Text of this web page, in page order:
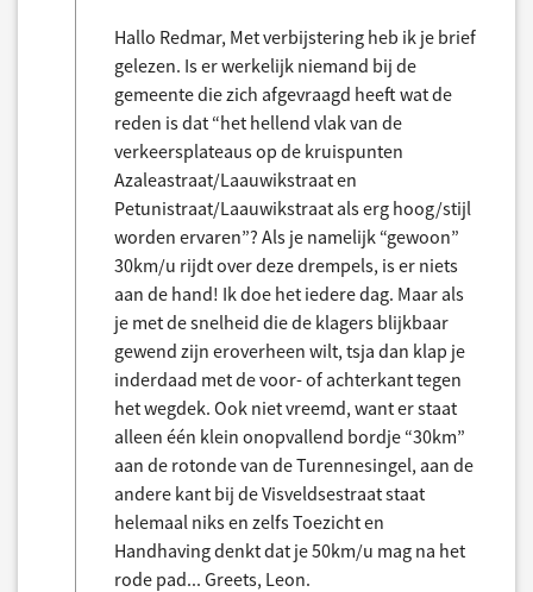
Hallo Redmar, Met verbijstering heb ik je brief
gelezen. Is er werkelijk niemand bij de
gemeente die zich afgevraagd heeft wat de
reden is dat “het hellend vlak van de
verkeersplateaus op de kruispunten
Azaleastraat/Laauwikstraat en
Petunistraat/Laauwikstraat als erg hoog/stijl
worden ervaren”? Als je namelijk “gewoon”
30km/u rijdt over deze drempels, is er niets
aan de hand! Ik doe het iedere dag. Maar als
je met de snelheid die de klagers blijkbaar
gewend zijn eroverheen wilt, tsja dan klap je
inderdaad met de voor- of achterkant tegen
het wegdek. Ook niet vreemd, want er staat
alleen één klein onopvallend bordje “30km”
aan de rotonde van de Turennesingel, aan de
andere kant bij de Visveldsestraat staat
helemaal niks en zelfs Toezicht en
Handhaving denkt dat je 50km/u mag na het
rode pad... Greets, Leon.